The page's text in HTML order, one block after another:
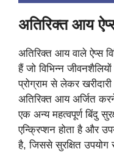
अतिरिक्त आय
अतिरिक्त आय वाले ऐप्स
हैं जो विभिन्न
प्रोग्राम से लेकर
अतिरिक्त आय अर्जित
एक अन्य महत्वपूर्ण बिंदु
एन्क्रिप्शन होता है और
है, जिससे सुरक्षित उपयोग